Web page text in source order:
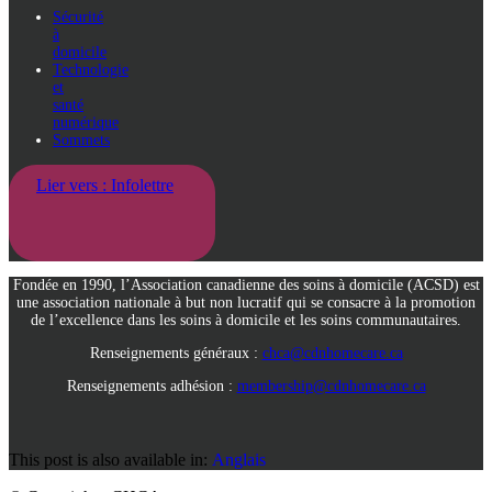
Sécurité
à
domicile
Technologie
et
santé
numérique
Sommets
Lier vers : Infolettre
Fondée en 1990, l’Association canadienne des soins à domicile (ACSD) est
une association nationale à but non lucratif qui se consacre à la promotion
de l’excellence dans les soins à domicile et les soins communautaires.
Renseignements généraux : chca@cdnhomecare.ca
Renseignements adhésion : membership@cdnhomecare.ca
This post is also available in: Anglais